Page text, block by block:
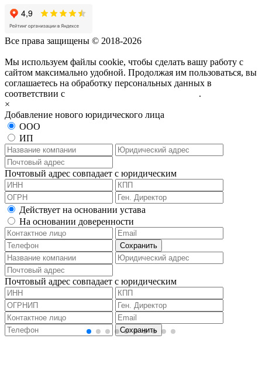
Все права защищены © 2018-2026
Мы используем файлы cookie, чтобы сделать вашу работу с
сайтом максимально удобной. Продолжая им пользоваться, вы
соглашаетесь на обработку персональных данных в
соответствии с
.
×
Добавление нового юридического лица
ООО
ИП
Почтовый адрес совпадает с юридическим
Действует на основании устава
На основании доверенности
Почтовый адрес совпадает с юридическим